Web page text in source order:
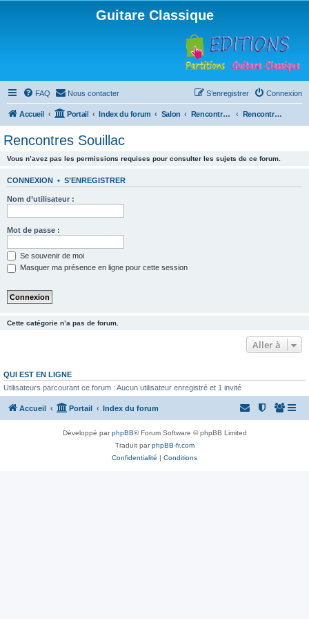
Guitare Classique
FAQ Nous contacter Connexion
S’enregistrer
Accueil Portail Index du forum Salon Rencontres musicales Rencontres Souillac
Rencontres Souillac
Vous n’avez pas les permissions requises pour consulter les sujets de ce forum.
CONNEXION • S’ENREGISTRER
Nom d’utilisateur :
Mot de passe :
Se souvenir de moi
Masquer ma présence en ligne pour cette session
Cette catégorie n’a pas de forum.
Aller à
QUI EST EN LIGNE
Utilisateurs parcourant ce forum : Aucun utilisateur enregistré et 1 invité
Accueil Portail Index du forum
Développé parphpBB® Forum Software © phpBB Limited
Traduit parphpBB-fr.com
Confidentialité | Conditions